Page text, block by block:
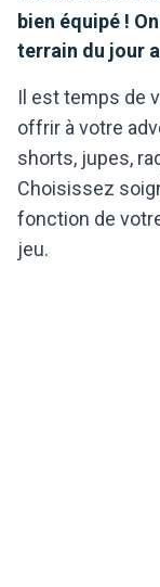
bien équipé !
terrain du jour
Il est temps de
offrir à votre
shorts, jupes,
Choisissez
fonction de
jeu.